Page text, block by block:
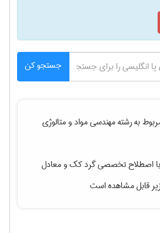
جستجو کن
به رشتهمهندسی مواد و متالوژی
با اصطلاح تخصصیگرد ککو معادل
قابل مشاهده است